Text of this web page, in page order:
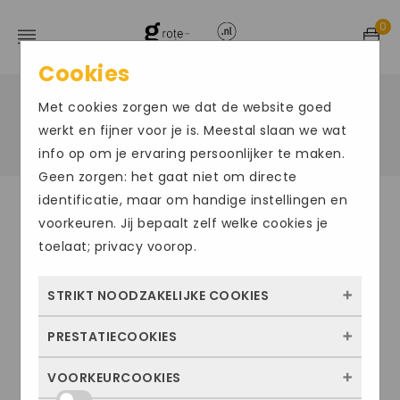
0
Home /
Laarzen in grote maten
✓Gratis verzending vanaf 50 euro
Voor 16.00 uur bestelt, morgen in
huis
✓Persoonlijk advies
Cookies
Met cookies zorgen we dat de website goed
werkt en fijner voor je is. Meestal slaan we wat
info op om je ervaring persoonlijker te maken.
Geen zorgen: het gaat niet om directe
identificatie, maar om handige instellingen en
voorkeuren. Jij bepaalt zelf welke cookies je
toelaat; privacy voorop.
STRIKT NOODZAKELIJKE COOKIES
Deze cookies zorgen ervoor dat de website
kunnen niet worden uitgezet. Meestal
PRESTATIECOOKIES
Met deze cookies zien we hoe vaak onze
VOORKEURCOOKIES